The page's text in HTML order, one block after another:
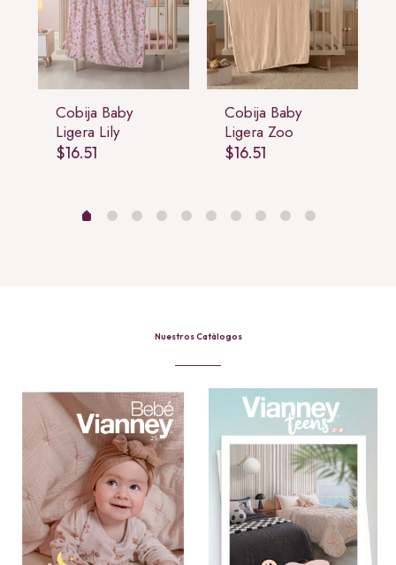
Cobija Baby
Ligera Lily
$16.51
Cobija Baby
Ligera Zoo
$16.51
Nuestros Catálogos